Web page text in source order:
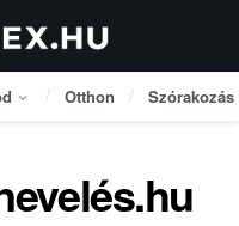
Otthon Szórakozás